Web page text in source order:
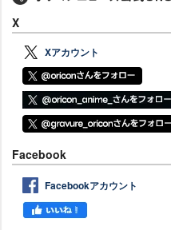
X
Xアカウント
Facebook
Facebookアカウント